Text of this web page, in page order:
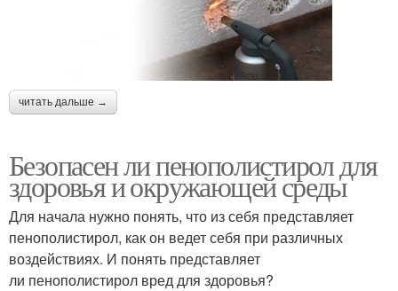
читать дальше →
Безопасен ли пенополистирол для
здоровья и окружающей среды
Для начала нужно понять, что из себя представляет
пенополистирол, как он ведет себя при различных
воздействиях. И понять представляет
ли пенополистирол вред для здоровья?